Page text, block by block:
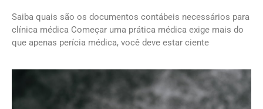
Saiba quais são os documentos contábeis necessários para
clínica médica Começar uma prática médica exige mais do
que apenas perícia médica, você deve estar ciente